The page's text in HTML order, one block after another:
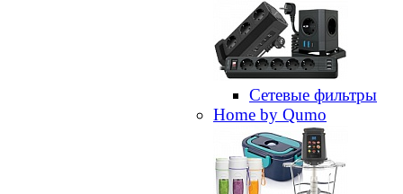
Сетевые фильтры
Home by Qumo